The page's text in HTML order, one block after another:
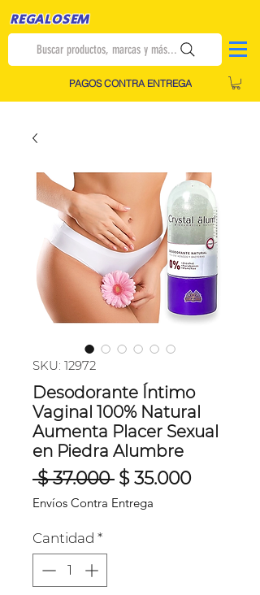
REGALOSEM
Buscar productos, marcas y más...
PAGOS CONTRA ENTREGA
SKU: 12972
Desodorante Íntimo
Vaginal 100% Natural
Aumenta Placer Sexual
en Piedra Alumbre
$ 37.000 Precio
$ 35.000Precio
Envíos Contra Entrega
Cantidad *